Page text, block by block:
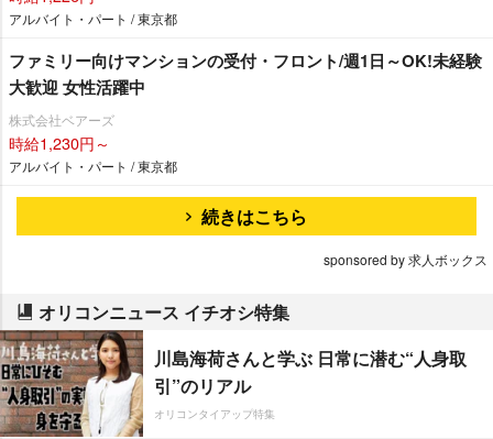
アルバイト・パート / 東京都
ファミリー向けマンションの受付・フロント/週1日～OK!未経験
大歓迎 女性活躍中
株式会社ベアーズ
時給1,230円～
アルバイト・パート / 東京都
続きはこちら
sponsored by 求人ボックス
オリコンニュース イチオシ特集
川島海荷さんと学ぶ 日常に潜む“人身取
引”のリアル
オリコンタイアップ特集